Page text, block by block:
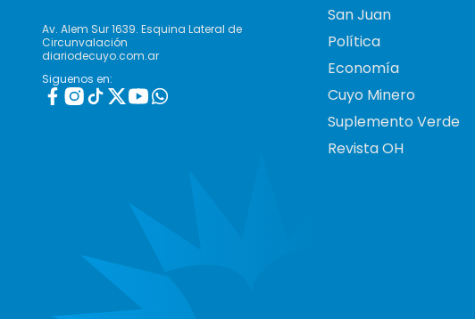
Av. Alem Sur 1639. Esquina Lateral de
Circunvalación
diariodecuyo.com.ar
Siguenos en:
San Juan
Política
Economía
Cuyo Minero
Suplemento Verde
Revista OH